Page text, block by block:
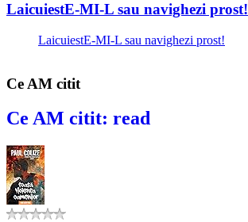
LaicuiestE-MI-L sau navighezi prost!
LaicuiestE-MI-L sau navighezi prost!
Ce AM citit
Ce AM citit: read